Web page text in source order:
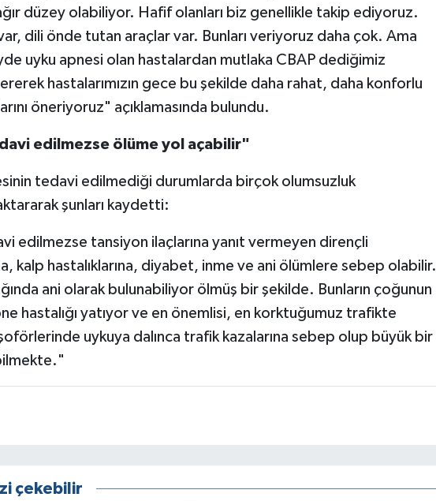
düzey olabiliyor. Hafif olanları biz genellikle takip ediyoruz.
dili önde tutan araçlar var. Bunları veriyoruz daha çok. Ama
uyku apnesi olan hastalardan mutlaka CBAP dediğimiz
hastalarımızın gece bu şekilde daha rahat, daha konforlu
öneriyoruz" açıklamasında bulundu.
edilmezse ölüme yol açabilir"
tedavi edilmediği durumlarda birçok olumsuzluk
şunları kaydetti:
edilmezse tansiyon ilaçlarına yanıt vermeyen dirençli
kalp hastalıklarına, diyabet, inme ve ani ölümlere sebep olabilir.
ani olarak bulunabiliyor ölmüş bir şekilde. Bunların çoğunun
hastalığı yatıyor ve en önemlisi, en korktuğumuz trafikte
uykuya dalınca trafik kazalarına sebep olup büyük bir
çekebilir